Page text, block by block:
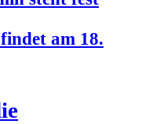
am 18.